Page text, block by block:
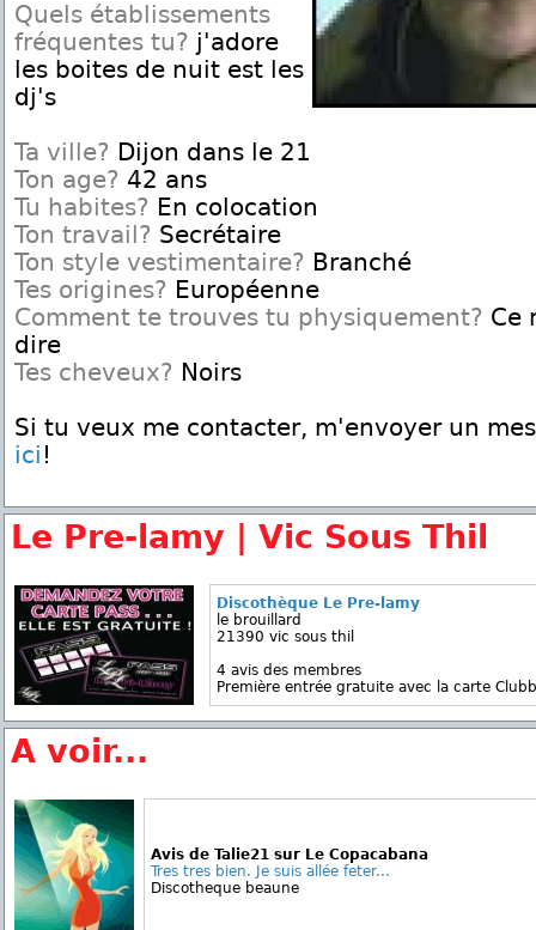
Quels établissements
fréquentes tu? j'adore
les boites de nuit est les
dj's
Ta ville? Dijon dans le 21
Ton age? 42 ans
Tu habites? En colocation
Ton travail? Secrétaire
Ton style vestimentaire? Branché
Tes origines? Européenne
Comment te trouves tu physiquement? Ce
dire
Tes cheveux? Noirs
Si tu veux me contacter, m'envoyer un
ici !
Le Pre-lamy | Vic Sous Thil
Discothèque Le Pre-lamy
le brouillard
21390 vic sous thil
4 avis des membres
Première entrée gratuite avec la carte
A voir...
Avis de Talie21 sur Le Copacabana
Tres tres bien. Je suis allée feter...
Discotheque beaune